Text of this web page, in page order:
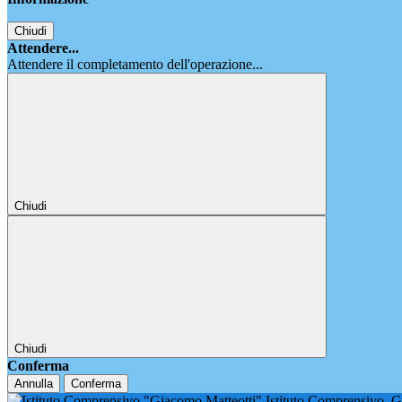
Chiudi
Attendere...
Attendere il completamento dell'operazione...
Chiudi
Chiudi
Conferma
Annulla Conferma